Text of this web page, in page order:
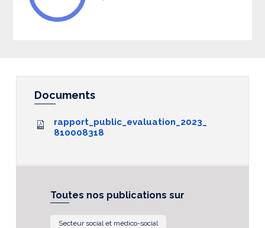
Documents
rapport_public_evaluation_2023_
810008318
Toutes nos publications sur
Secteur social et médico-social